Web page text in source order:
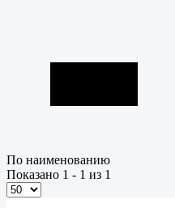
По наименованию
Показано 1 - 1 из 1